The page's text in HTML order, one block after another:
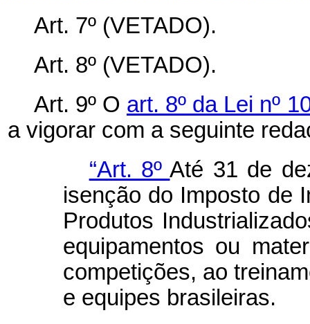
Art. 7º (VETADO).
Art. 8º (VETADO).
Art. 9º O art. 8º da Lei nº
a vigorar com a seguinte
“Art. 8ºAté 31 de
isenção do Imposto de
Produtos
equipamentos ou
competições, ao
e equipes brasileiras.